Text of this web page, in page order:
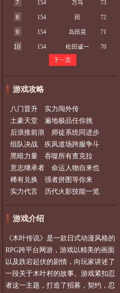
7 154 万马 73
8 154 田 72
9 154 岛田晃 71
10 154 松田诚一
70
下一页
游戏攻略
八门晋升 实力闯外传
土豪天堂 遍地极品任你挑
后浪推前浪 师徒系统同进步
组队决战 疾风道场跨服争斗
黑暗力量 吞噬所有查克拉
意志继承者 命运人物自来也
稀有兑换 强者拼图等你来
实力代言 历代火影技能一览
游戏介绍
《木叶传说》是一款日式动漫风格的
RPG跨平台网游，游戏以精美的画面
以及跌宕起伏的剧情，向玩家讲述了
一段关于木叶村的故事。游戏紧扣忍
者这一主题，打造了招募，契约，忍